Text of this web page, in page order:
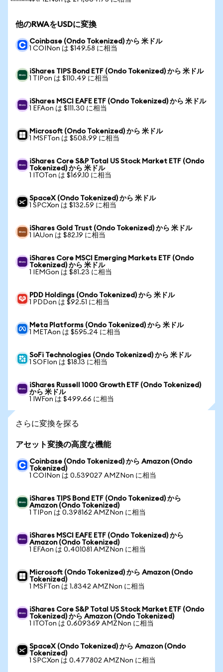
他のRWAをUSDに変換
Coinbase (Ondo Tokenized) から 米ドル
1 COINon は $149.58 に相当
iShares TIPS Bond ETF (Ondo Tokenized) から 米ドル
1 TIPon は $110.49 に相当
iShares MSCI EAFE ETF (Ondo Tokenized) から 米ドル
1 EFAon は $111.30 に相当
Microsoft (Ondo Tokenized) から 米ドル
1 MSFTon は $508.99 に相当
iShares Core S&P Total US Stock Market ETF (Ondo
Tokenized) から 米ドル
1 ITOTon は $169.10 に相当
SpaceX (Ondo Tokenized) から 米ドル
1 SPCXon は $132.59 に相当
iShares Gold Trust (Ondo Tokenized) から 米ドル
1 IAUon は $82.19 に相当
iShares Core MSCI Emerging Markets ETF (Ondo
Tokenized) から 米ドル
1 IEMGon は $81.23 に相当
PDD Holdings (Ondo Tokenized) から 米ドル
1 PDDon は $92.51 に相当
Meta Platforms (Ondo Tokenized) から 米ドル
1 METAon は $595.24 に相当
SoFi Technologies (Ondo Tokenized) から 米ドル
1 SOFIon は $18.13 に相当
iShares Russell 1000 Growth ETF (Ondo Tokenized)
から 米ドル
1 IWFon は $499.66 に相当
さらに変換を探る
アセット変換の高度な機能
Coinbase (Ondo Tokenized) から Amazon (Ondo
Tokenized)
1 COINon は 0.539027 AMZNon に相当
iShares TIPS Bond ETF (Ondo Tokenized) から
Amazon (Ondo Tokenized)
1 TIPon は 0.398162 AMZNon に相当
iShares MSCI EAFE ETF (Ondo Tokenized) から
Amazon (Ondo Tokenized)
1 EFAon は 0.401081 AMZNon に相当
Microsoft (Ondo Tokenized) から Amazon (Ondo
Tokenized)
1 MSFTon は 1.8342 AMZNon に相当
iShares Core S&P Total US Stock Market ETF (Ondo
Tokenized) から Amazon (Ondo Tokenized)
1 ITOTon は 0.609369 AMZNon に相当
SpaceX (Ondo Tokenized) から Amazon (Ondo
Tokenized)
1 SPCXon は 0.477802 AMZNon に相当